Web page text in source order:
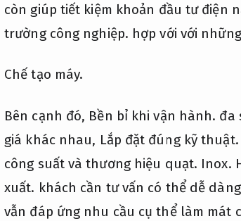
còn giúp tiết kiệm khoản đầu tư điện
trường công nghiệp. hợp với với
Chế tạo máy.
Bên cạnh đó, Bền bỉ khi vận hành. đa
giá khác nhau, Lắp đặt đúng kỹ thuật.
công suất và thương hiệu quạt. Inox.
xuất. khách cần tư vấn có thể dễ
vẫn đáp ứng nhu cầu cụ thể làm mát